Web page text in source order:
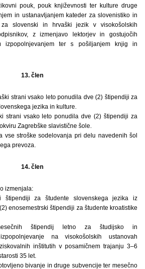
pouk, pouk književnosti ter kulture druge
in ustanavljanjem kateder za slovenistiko in
za slovenski in hrvaški jezik v visokošolskih
z izmenjavo lektorjev in gostujočih
izpopolnjevanjem ter s pošiljanjem knjig in
13. člen
strani vsako leto ponudila dve (2) štipendiji za
jezika in kulture.
strani vsako leto ponudila dve (2) štipendiji za
Zagrebške slavistične šole.
vse stroške sodelovanja pri delu navedenih šol
prevoza.
14. člen
izmenjala:
štipendiji za študente slovenskega jezika iz
enosemestrski štipendiji za študente kroatistike
štipendij letno za študijsko in
izpopolnjevanje na visokošolskih ustanovah
inštitutih v posamičnem trajanju 3–6
35 let.
bivanje in druge subvencije ter mesečno